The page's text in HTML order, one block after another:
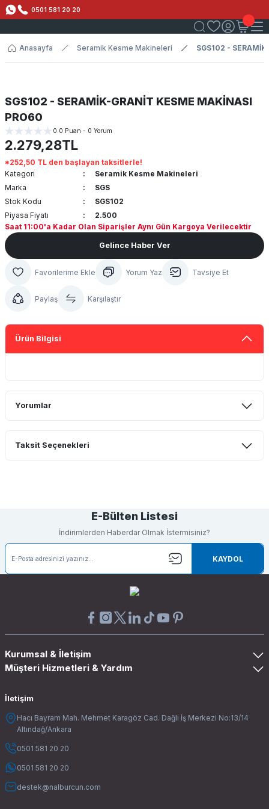
0501 581 20 20
Anasayfa Seramik Kesme Makineleri SGS102 -
SGS102 - SERAMİK-GRANİT KESME MAKİNASI
PRO60
0.0 Puan - 0 Yorum
2.279,28TL
*252,50 TL den başlayan taksitlerle!
Kategori
Seramik Kesme Makineleri
Marka
SGS
Stok Kodu
SGS102
Piyasa Fiyatı
2.500
Saat 11:00'a Kadar Olan Siparişler Aynı Gün Kargoya Verilecektir
Gelince Haber Ver
Yorum Yaz Tavsiye Et
Paylaş Karşılaştır
Ürün Bilgisi
Yorumlar
Bu ürüne ilk yorumu siz yapın!
Taksit Seçenekleri
E-Bülten Listesi
İndirimlerden Haberdar Olmak İstermisiniz?
KAYDOL
Kurumsal & İletişim
Müşteri Hizmetleri & Yardım
İletişim
Hacı Bayram Mah. Mehmet Karagöz Cad. Dağlı İş Merkezi No:13/14
Altındağ/Ankara
0501 581 20 20
0501 581 20 20
destek@nalburcun.com